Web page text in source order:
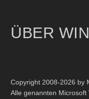
ÜBER
Copyright 2008-2026 by
Alle genannten